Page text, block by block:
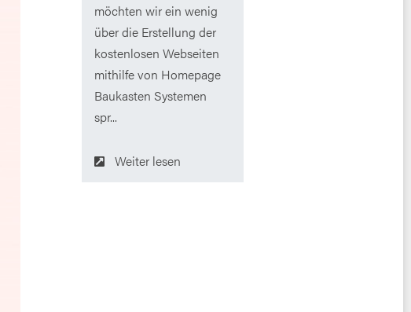
möchten wir ein wenig
über die Erstellung der
kostenlosen Webseiten
mithilfe von Homepage
Baukasten Systemen
spr...
Weiter lesen